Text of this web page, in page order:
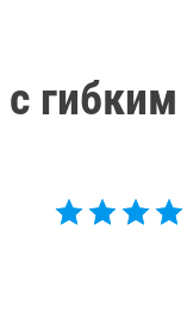
гибким